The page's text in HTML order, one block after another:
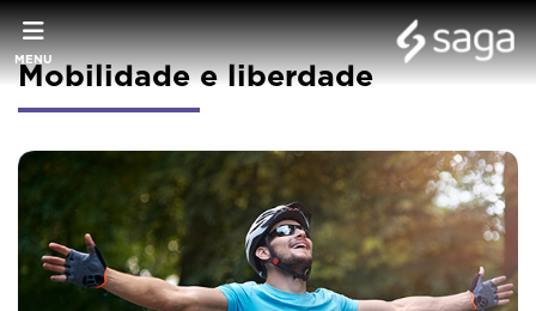
MENU
Mobilidade e liberdade